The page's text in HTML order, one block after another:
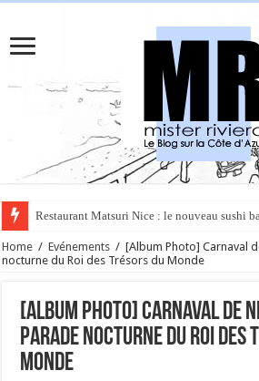
Rüya à Cannes : le restaurant éphémère de
Home / Evénements / [Album Photo] Carnaval
nocturne du Roi des Trésors du Monde
[Album Photo] Carnaval de
parade nocturne du Roi des
Monde